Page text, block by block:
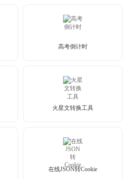
高考倒计时
火星文转换工具
在线JSON转Cookie